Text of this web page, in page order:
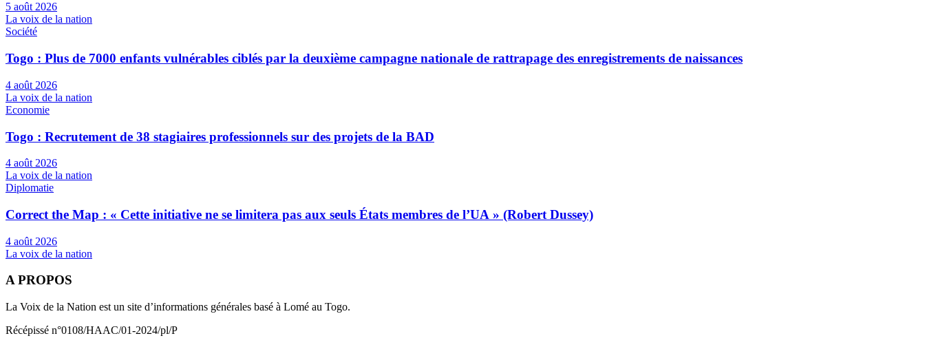
5 août 2026
La voix de la nation
Société
Togo : Plus de 7000 enfants vulnérables ciblés par la deuxième campagne nationale de rattrapage des enregistrements de naissances
4 août 2026
La voix de la nation
Economie
Togo : Recrutement de 38 stagiaires professionnels sur des projets de la BAD
4 août 2026
La voix de la nation
Diplomatie
Correct the Map : « Cette initiative ne se limitera pas aux seuls États membres de l’UA » (Robert Dussey)
4 août 2026
La voix de la nation
A PROPOS
La Voix de la Nation est un site d’informations générales basé à Lomé au Togo.
Récépissé n°0108/HAAC/01-2024/pl/P